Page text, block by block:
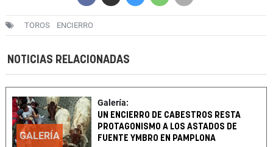
TOROS ENCIERRO
NOTICIAS RELACIONADAS
GALERÍA
Galería:
UN ENCIERRO DE CABESTROS RESTA
PROTAGONISMO A LOS ASTADOS DE
FUENTE YMBRO EN PAMPLONA